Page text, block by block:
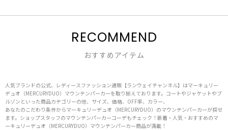
RECOMMEND
おすすめアイテム
人気ブランドの公式、レディースファッション通販【ランウェイチャンネル】はマーキュリー
デュオ（MERCURYDUO）マウンテンパーカーを取り揃えております。コートやジャケットやブ
ルゾンといった商品カテゴリーの他、サイズ、価格、OFF率、カラー、
あなたのこだわり条件からマーキュリーデュオ（MERCURYDUO）のマウンテンパーカーが探せ
ます。ショップスタッフのマウンテンパーカーコーデもチェック！新着・人気・おすすめのマ
ーキュリーデュオ（MERCURYDUO）マウンテンパーカー商品が満載！